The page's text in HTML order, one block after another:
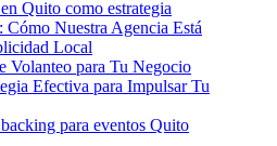
Quito como estrategia
Nuestra Agencia Está
Local
Volanteo para Tu Negocio
Efectiva para Impulsar Tu
para eventos Quito